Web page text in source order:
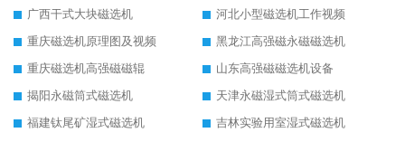
广西干式大块磁选机
河北小型磁选机工作视频
重庆磁选机原理图及视频
黑龙江高强磁永磁磁选机
重庆磁选机高强磁磁辊
山东高强磁磁选机设备
揭阳永磁筒式磁选机
天津永磁湿式筒式磁选机
福建钛尾矿湿式磁选机
吉林实验用室湿式磁选机